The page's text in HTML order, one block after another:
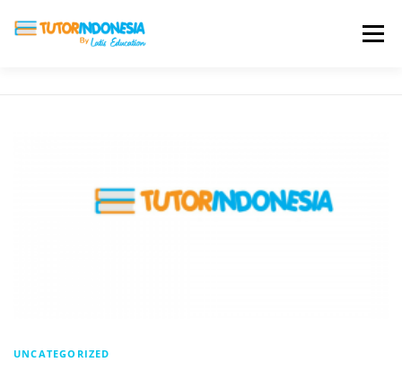
Menu
UNCATEGORIZED